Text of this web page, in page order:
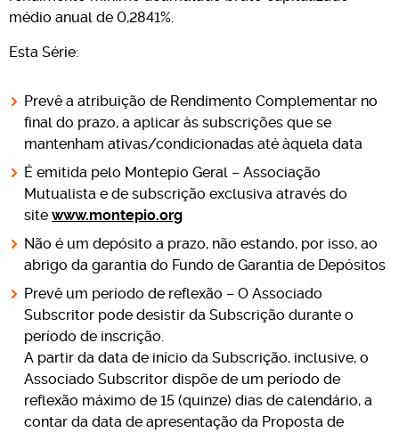
médio anual de 0,2841%.
Esta Série:
Prevê a atribuição de Rendimento Complementar no
final do prazo, a aplicar às subscrições que se
mantenham ativas/condicionadas até àquela data
É emitida pelo Montepio Geral – Associação
Mutualista e de subscrição exclusiva através do
site www.montepio.org
Não é um depósito a prazo, não estando, por isso, ao
abrigo da garantia do Fundo de Garantia de Depósitos
Prevê um período de reflexão – O Associado
Subscritor pode desistir da Subscrição durante o
período de inscrição.
A partir da data de início da Subscrição, inclusive, o
Associado Subscritor dispõe de um período de
reflexão máximo de 15 (quinze) dias de calendário, a
contar da data de apresentação da Proposta de